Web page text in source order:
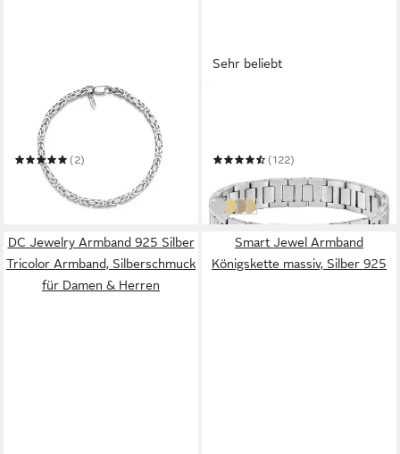
SILBERKETTENSTORE
Silberarmband Königskette
Armband 3,5mm - 925 Silber,
Länge wählbar von 16-25cm
(2)
ab 90,00 €
in 4-5 Werktagen bei dir
Sehr beliebt
(122)
ab 89,00 €
in 1-2 Werktagen bei dir
edelstahlfarben
gelbgoldfarben
edelstahlfarben-ocker
edelstahlfarben-
DC Jewelry Armband 925 Silber
Tricolor Armband, Silberschmuck
für Damen & Herren
Smart Jewel Armband
Königskette massiv, Silber 925